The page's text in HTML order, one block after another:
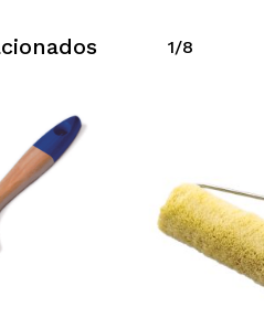
en el carrito.
1/8